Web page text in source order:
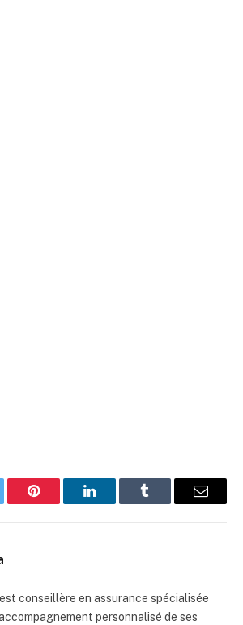
Pinterest LinkedInTumblr
E-
conseillère en assurance spécialisée
personnalisé de ses